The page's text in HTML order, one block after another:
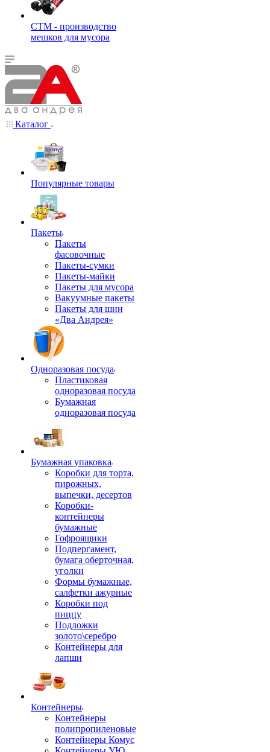
СТМ - производство
мешков для мусора
Каталог
Популярные товары
Пакеты
Пакеты
фасовочные
Пакеты-сумки
Пакеты-майки
Пакеты для мусора
Вакуумные пакеты
Пакеты для шин
«Два Андрея»
Одноразовая посуда
Пластиковая
одноразовая посуда
Бумажная
одноразовая посуда
Бумажная упаковка
Коробки для торта,
пирожных,
выпечки, десертов
Коробки-
контейнеры
бумажные
Гофроящики
Подпергамент,
бумага оберточная,
уголки
Формы бумажные,
салфетки ажурные
Коробки под
пиццу
Подложки
золото\серебро
Контейнеры для
лапши
Контейнеры
Контейнеры
полипропиленовые
Контейнеры Комус